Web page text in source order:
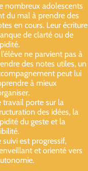
nombreux adolescents
du mal à prendre des
en cours. Leur écriture
de clarté ou de
l’élève ne parvient pas à
des notes utiles, un
peut lui
à mieux
travail porte sur la
des idées, la
du geste et la
suivi est progressif,
et orienté vers